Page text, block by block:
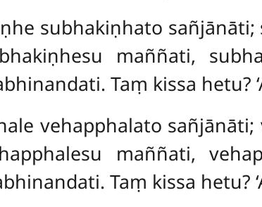
subhakiṇhato
maññati,
Taṃ kissa hetu?
vehapphalato
maññati,
Taṃ kissa hetu?